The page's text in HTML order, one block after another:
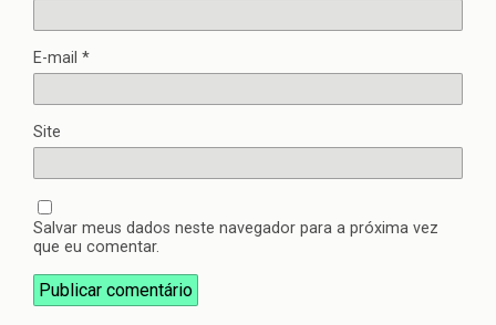
E-mail *
Site
Salvar meus dados neste navegador para a próxima vez
que eu comentar.